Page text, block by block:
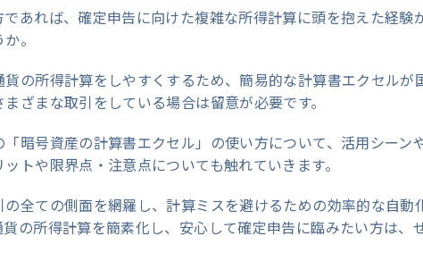
あれば、確定申告に向けた複雑な所得計算に頭を抱えた経験
。
の所得計算をしやすくするため、簡易的な計算書エクセルが
ざまな取引をしている場合は留意が必要です。
暗号資産の計算書エクセル」の使い方について、活用シーン
トや限界点・注意点についても触れていきます。
全ての側面を網羅し、計算ミスを避けるための効率的な自動
の所得計算を簡素化し、安心して確定申告に臨みたい方は、